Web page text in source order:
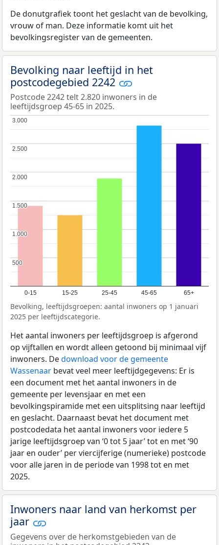
De donutgrafiek toont het geslacht van de bevolking,
vrouw of man. Deze informatie komt uit het
bevolkingsregister van de gemeenten.
Bevolking naar leeftijd in het
postcodegebied 2242
Postcode 2242 telt 2.820 inwoners in de
leeftijdsgroep 45-65 in 2025.
0-15 15-25 25-45 45-65 65+
500
500
1.000
1.000
1.500
1.500
2.000
2.000
2.500
2.500
3.000
3.000
Bevolking, leeftijdsgroepen: aantal inwoners op 1 januari
2025 per leeftijdscategorie.
Het aantal inwoners per leeftijdsgroep is afgerond
op vijftallen en wordt alleen getoond bij minimaal vijf
inwoners. Dedownload voor de gemeente
Wassenaar bevat veel meer leeftijdgegevens: Er is
een document met het aantal inwoners in de
gemeente per levensjaar en met een
bevolkingspiramide met een uitsplitsing naar leeftijd
en geslacht. Daarnaast bevat het document met
postcodedata het aantal inwoners voor iedere 5
jarige leeftijdsgroep van ‘0 tot 5 jaar’ tot en met ‘90
jaar en ouder’ per viercijferige (numerieke) postcode
voor alle jaren in de periode van 1998 tot en met
2025.
Inwoners naar land van herkomst per
jaar
Gegevens over de herkomstgebieden van de